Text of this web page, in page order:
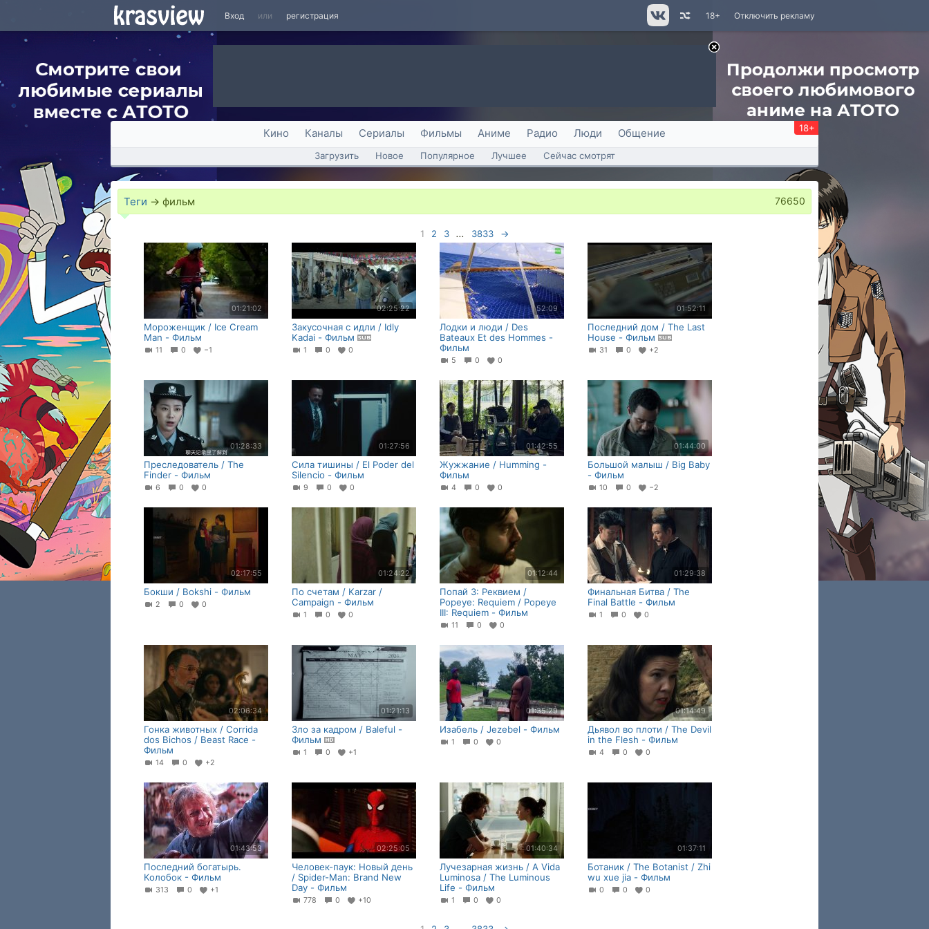
Вход или регистрация Отключить рекламу
18+
Кино Каналы Сериалы Фильмы Аниме Радио Люди Общение 18+
Загрузить Новое Популярное Лучшее Сейчас смотрят
Теги → фильм 76650
1 2 3 ... 3833 →
01:21:02
Мороженщик / Ice Cream
Man - Фильм
11 0 −1
02:25:22
Закусочная с идли / Idly
Kadai - Фильм
1 0 0
52:09
Лодки и люди / Des
Bateaux Et des Hommes -
Фильм
5 0 0
01:52:11
Последний дом / The Last
House - Фильм
31 0 +2
01:28:33
Преследователь / The
Finder - Фильм
6 0 0
01:27:56
Сила тишины / El Poder del
Silencio - Фильм
9 0 0
01:42:55
Жужжание / Humming -
Фильм
4 0 0
01:44:00
Большой малыш / Big Baby
- Фильм
10 0 −2
02:17:55
Бокши / Bokshi - Фильм
2 0 0
01:24:22
По счетам / Karzar /
Campaign - Фильм
1 0 0
01:12:44
Попай 3: Реквием /
Popeye: Requiem / Popeye
III: Requiem - Фильм
11 0 0
01:29:38
Финальная Битва / The
Final Battle - Фильм
1 0 0
02:06:34
Гонка животных / Corrida
dos Bichos / Beast Race -
Фильм
14 0 +2
01:21:13
Зло за кадром / Baleful -
Фильм
1 0 +1
01:35:29
Изабель / Jezebel - Фильм
1 0 0
01:14:49
Дьявол во плоти / The Devil
in the Flesh - Фильм
4 0 0
01:43:53
Последний богатырь.
Колобок - Фильм
313 0 +1
02:25:05
Человек-паук: Новый день
/ Spider-Man: Brand New
Day - Фильм
778 0 +10
01:40:34
Лучезарная жизнь / A Vida
Luminosa / The Luminous
Life - Фильм
1 0 0
01:37:11
Ботаник / The Botanist / Zhi
wu xue jia - Фильм
0 0 0